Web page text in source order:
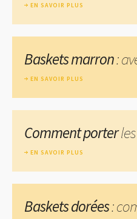
EN SAVOIR PLUS
Baskets marron:
EN SAVOIR PLUS
Comment porter
EN SAVOIR PLUS
Baskets dorées: